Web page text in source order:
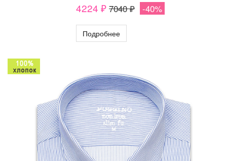
4224 ₽ 7040 ₽ -40%
Подробнее